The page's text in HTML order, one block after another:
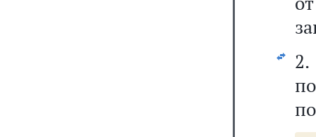
2.